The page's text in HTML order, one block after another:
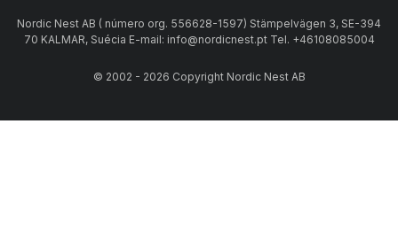
Nordic Nest AB ( número org. 556628-1597) Stämpelvägen 3, SE-394
70 KALMAR, Suécia E-mail: info@nordicnest.pt Tel. +46108085004
© 2002 - 2026 Copyright Nordic Nest AB